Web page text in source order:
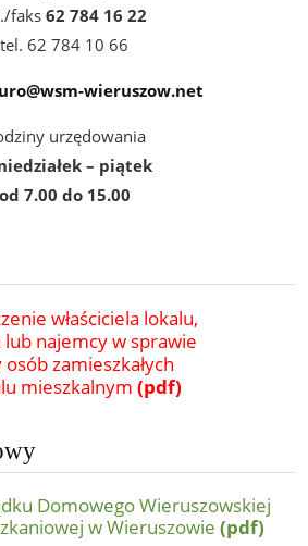
faks 62 784 16 22
tel. 62 784 10 66
wieruszow.net
urzędowania
– piątek
od 7.00 do 15.00
właściciela lokalu,
najemcy w sprawie
osób zamieszkałych
mieszkalnym (pdf)
Domowego Wieruszowskiej
w Wieruszowie (pdf)